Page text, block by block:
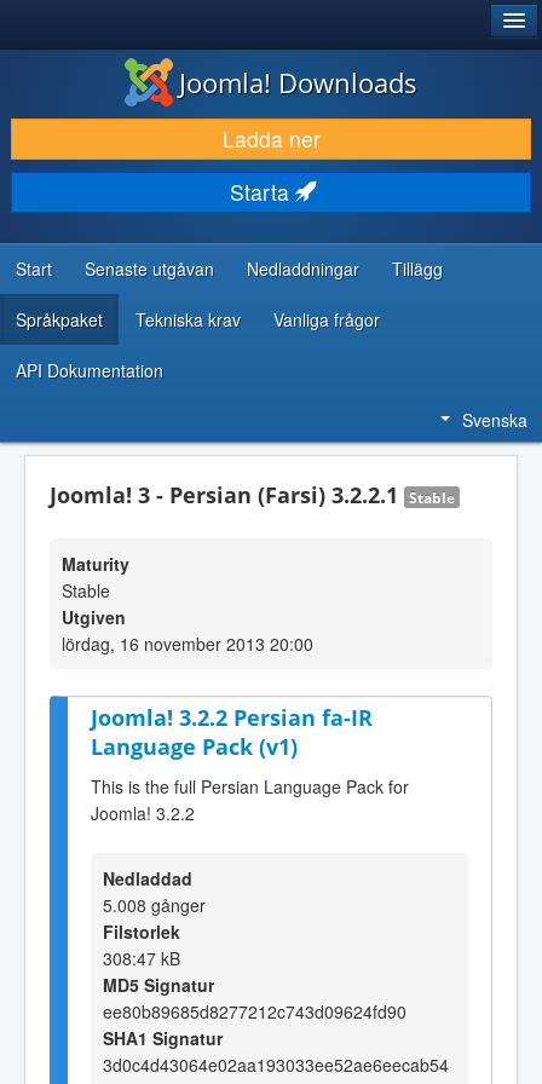
LADDA NER & UTÖKA
UPPTÄCK & LÄR
GEMENSKAP & SUPPORT
RESURSER FÖR UTVECKLARE
Joomla! Downloads
Ladda ner
Starta
Start Senaste utgåvan Nedladdningar Tillägg
Språkpaket Tekniska krav Vanliga frågor
API Dokumentation
Svenska
Joomla! 3 - Persian (Farsi) 3.2.2.1 Stable
Maturity
Stable
Utgiven
lördag, 16 november 2013 20:00
Joomla! 3.2.2 Persian fa-IR
Language Pack (v1)
This is the full Persian Language Pack for
Joomla! 3.2.2
Nedladdad
5.008 gånger
Filstorlek
308:47 kB
MD5 Signatur
ee80b89685d8277212c743d09624fd90
SHA1 Signatur
3d0c4d43064e02aa193033ee52ae6eecab54